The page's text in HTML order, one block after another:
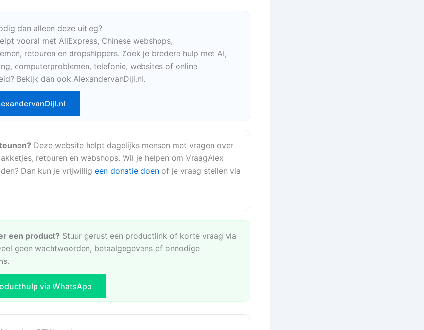
dan alleen deze uitleg?
vooral met AliExpress, Chinese webshops,
retouren en dropshippers. Zoek je bredere hulp met AI,
computerproblemen, telefonie, websites of online
Bekijk dan ook AlexandervanDijl.nl.
Deze website helpt dagelijks mensen met vragen over
retouren en webshops. Wil je helpen om VraagAlex
Dan kun je vrijwillig een donatie doen of je vraag stellen via
een product? Stuur gerust een productlink of korte vraag via
geen wachtwoorden, betaalgegevens of onnodige
via WhatsApp